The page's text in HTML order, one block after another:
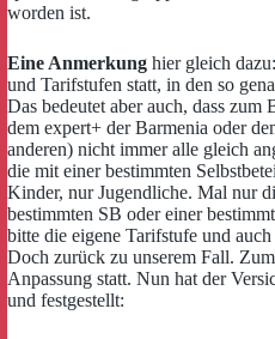
worden ist.
Eine Anmerkung hier gleich
und Tarifstufen statt, in den so
Das bedeutet aber auch, dass
dem expert+ der Barmenia oder
anderen) nicht immer alle gleich
die mit einer bestimmten
Kinder, nur Jugendliche. Mal nur
bestimmten SB oder einer
bitte die eigene Tarifstufe und
Doch zurück zu unserem Fall.
Anpassung statt. Nun hat der
und festgestellt: